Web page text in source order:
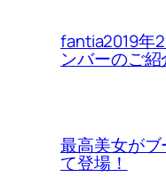
fantia2019年
ンバーのご紹
最高美女が
て登場！